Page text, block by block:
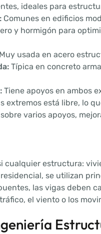
ideales para
Comunes en edificios
y hormigón para
Muy usada en acero
Típica en concreto
Tiene apoyos en ambos
extremos está libre, lo
varios apoyos,
cualquier estructura:
se utilizan
las vigas deben
el viento o los